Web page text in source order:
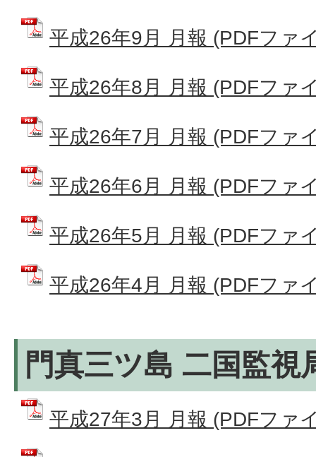
平成26年9月 月報 (PDFファ
平成26年8月 月報 (PDFファ
平成26年7月 月報 (PDFファ
平成26年6月 月報 (PDFファ
平成26年5月 月報 (PDFファ
平成26年4月 月報 (PDFファ
門真三ツ島 二国監視
平成27年3月 月報 (PDFファ